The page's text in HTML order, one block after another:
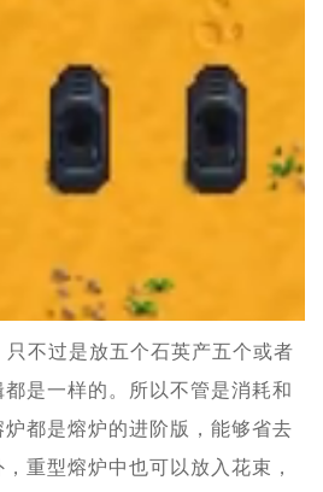
不过是放五个石英产五个或者
是一样的。所以不管是消耗和
都是熔炉的进阶版，能够省去
重型熔炉中也可以放入花束，